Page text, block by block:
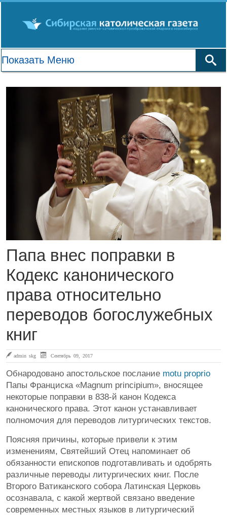
Папа внес поправки в
Кодекс канонического
права относительно
переводов богослужебных
книг
admin skg Сентябрь 09, 2017
Обнародовано апостольское послание motu proprio
Папы Франциска «Magnum principium», вносящее
некоторые поправки в 838-й канон Кодекса
канонического права. Этот канон устанавливает
полномочия для переводов литургических текстов.
Поясняя причины, которые привели к этим
изменениям, Святейший Отец напоминает об
обязанности епископов подготавливать и одобрять
различные переводы литургических книг. После
Второго Ватиканского собора Латинская Церковь
осознавала, с какой жертвой связано введение
современных местных языков в литургический